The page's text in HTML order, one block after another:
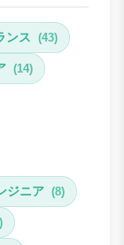
ンス (43)
(14)
ジニア (8)